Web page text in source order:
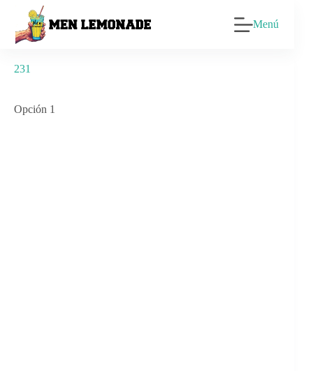
contenido
Menú
231
Opción 1